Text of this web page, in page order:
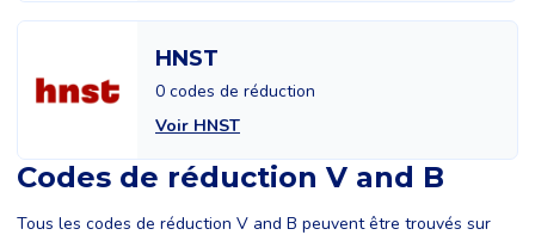
HNST
0 codes de réduction
Voir HNST
Codes de réduction V and B
Tous les codes de réduction V and B peuvent être trouvés sur